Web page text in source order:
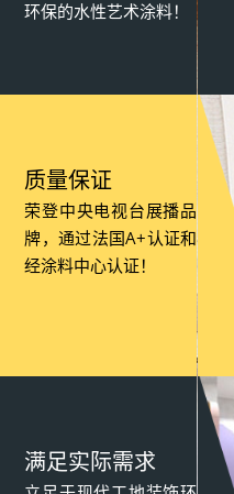
环保的水性艺术涂料！
质量保证
荣登中央电视台展播品
牌，通过法国A+认证和
经涂料中心认证！
满足实际需求